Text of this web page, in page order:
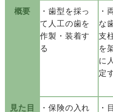
概要
・歯型を採っ
て人工の歯を
作製・装着す
る
・
な
支
を
に
定
見た目 ・保険の入れ ・